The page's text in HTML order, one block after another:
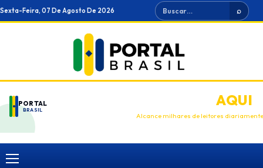
Ir
para
Sexta-Feira, 07 De Agosto De 2026 Buscar ⌕
PORTAL
BRASIL
ANUNCIEAQUI
Alcance milhares de leitores diariamente